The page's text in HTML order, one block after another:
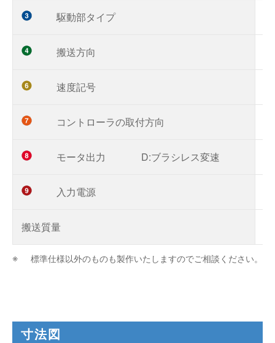
駆動部タイプ
搬送方向
速度記号
コントローラの取付方向
モータ出力 D:ブラシレス変速
入力電源
搬送質量
標準仕様以外のものも製作いたしますのでご相談ください。
寸法図